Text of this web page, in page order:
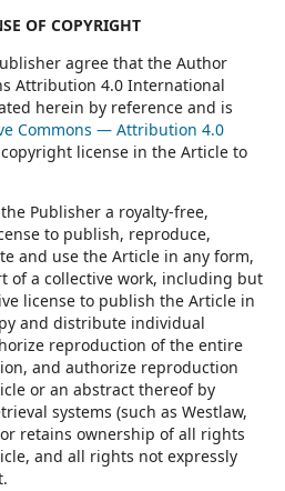
OF COPYRIGHT
agree that the Author
Attribution 4.0 International
herein by reference and is
Commons — Attribution 4.0
copyright license in the Article to
Publisher a royalty-free,
to publish, reproduce,
and use the Article in any form,
of a collective work, including but
license to publish the Article in
and distribute individual
reproduction of the entire
and authorize reproduction
or an abstract thereof by
systems (such as Westlaw,
retains ownership of all rights
and all rights not expressly